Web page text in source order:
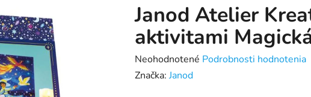
Janod Atelier
aktivitami
Priemerné
hodnotenie
Neohodnotené Podrobnosti hodnotenia
Značka: Janod